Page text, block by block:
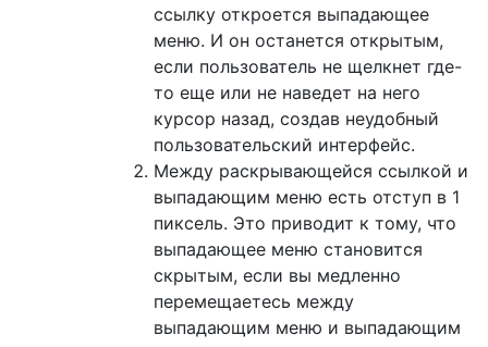
ссылку откроется выпадающее
меню. И он останется открытым,
если пользователь не щелкнет где-
то еще или не наведет на него
курсор назад, создав неудобный
пользовательский интерфейс.
Между раскрывающейся ссылкой и
выпадающим меню есть отступ в 1
пиксель. Это приводит к тому, что
выпадающее меню становится
скрытым, если вы медленно
перемещаетесь между
выпадающим меню и выпадающим